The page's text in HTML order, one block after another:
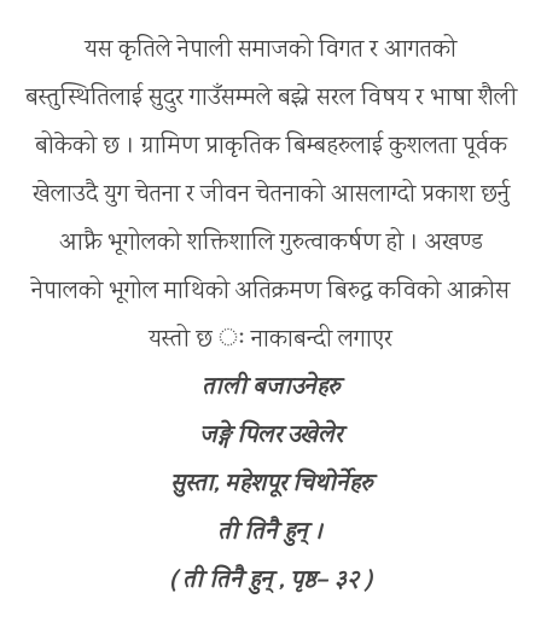
यस कृतिले नेपाली समाजको विगत र आगतको
बस्तुस्थितिलाई सुदुर गाउँसम्मले बझ्ने सरल विषय र भाषा शैली
बोकेको छ । ग्रामिण प्राकृतिक बिम्बहरुलाई कुशलता पूर्वक
खेलाउदै युग चेतना र जीवन चेतनाको आसलाग्दो प्रकाश छर्नु
आफ्नै भूगोलको शक्तिशालि गुरुत्वाकर्षण हो । अखण्ड
नेपालको भूगोल माथिको अतिक्रमण बिरुद्ध कविको आक्रोस
यस्तो छ ः नाकाबन्दी लगाएर
ताली बजाउनेहरु
जङ्गे पिलर उखेलेर
सुस्ता, महेशपूर चिथोर्नेहरु
ती तिनै हुन् ।
( ती तिनै हुन् , पृष्ठ– ३२ )